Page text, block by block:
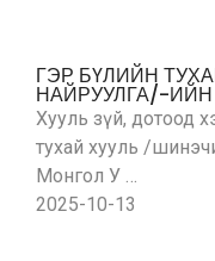
ГЭР БҮЛИЙН
НАЙРУУЛГА/-
Хууль зүй, дотоод
тухай хууль /
Монгол У …
2025-10-13